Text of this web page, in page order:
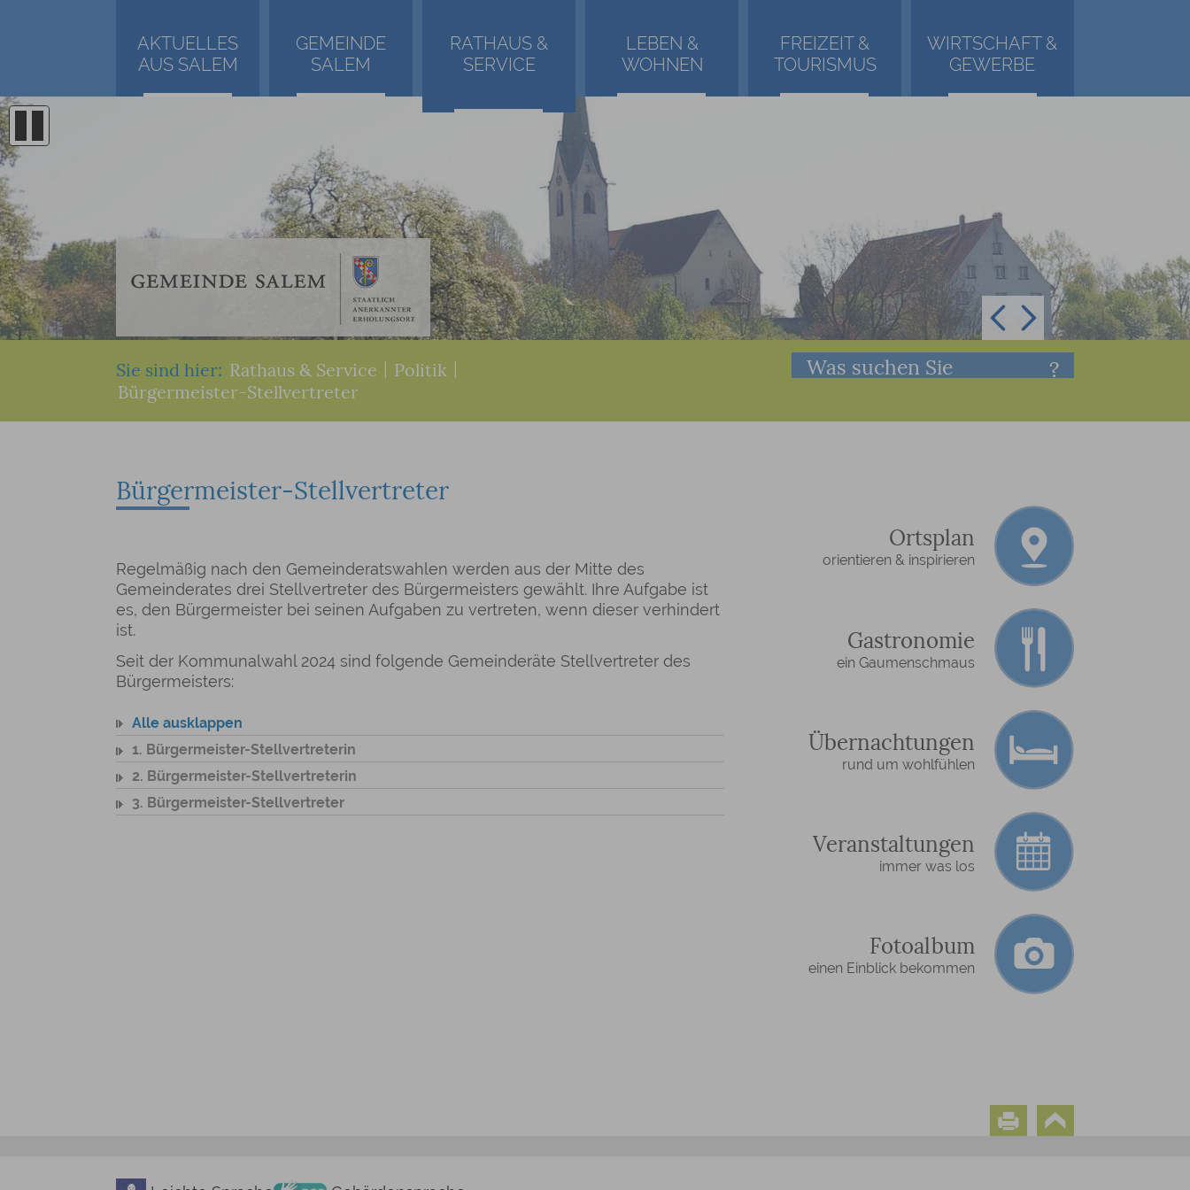
AKTUELLES
AUS SALEM
GEMEINDE
SALEM
RATHAUS &
SERVICE
LEBEN &
WOHNEN
FREIZEIT &
TOURISMUS
WIRTSCHAFT &
GEWERBE
Sie sind hier: Rathaus & Service Politik
Bürgermeister-Stellvertreter
Was suchen Sie
Bürgermeister-Stellvertreter
Regelmäßig nach den Gemeinderatswahlen werden aus der Mitte des
Gemeinderates drei Stellvertreter des Bürgermeisters gewählt. Ihre Aufgabe ist
es, den Bürgermeister bei seinen Aufgaben zu vertreten, wenn dieser verhindert
ist.
Seit der Kommunalwahl 2024 sind folgende Gemeinderäte Stellvertreter des
Bürgermeisters:
Alle ausklappen
1. Bürgermeister-Stellvertreterin
2. Bürgermeister-Stellvertreterin
3. Bürgermeister-Stellvertreter
Ortsplan
orientieren & inspirieren
Gastronomie
ein Gaumenschmaus
Übernachtungen
rund um wohlfühlen
Veranstaltungen
immer was los
Fotoalbum
einen Einblick bekommen